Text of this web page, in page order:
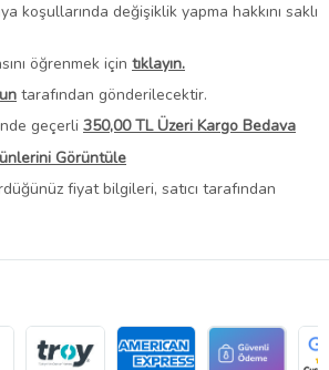
koşullarında değişiklik yapma hakkını saklı
öğrenmek için tıklayın.
tarafından gönderilecektir.
geçerli 350,00 TL Üzeri Kargo Bedava
Görüntüle
fiyat bilgileri, satıcı tarafından